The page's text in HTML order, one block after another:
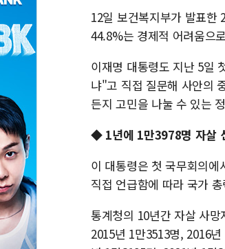
12일 보건복지부가 발표한
44.8%는 경제적 어려움으
이재명 대통령도 지난 5일
냐"고 직접 질문해 사안의
든지 고민을 나눌 수 있는
◆ 1년에 1만3978명 자살
이 대통령은 첫 국무회의
직접 언급함에 따라 국가
통계청의 10년간 자살 사
2015년 1만3513명, 2016